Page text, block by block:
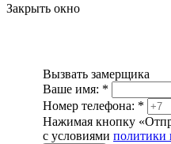
Закрыть окно
Вызвать замерщика
Ваше имя: *
Номер телефона: *
Нажимая кнопку
с условиями политики